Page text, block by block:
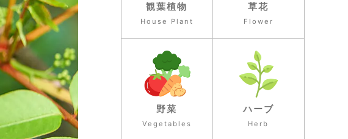
観葉植物
House Plant
草花
Flower
野菜
Vegetables
ハーブ
Herb